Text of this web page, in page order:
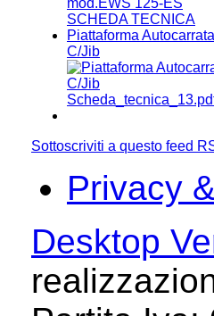
SCHEDA TECNICA
Piattaforma
C/Jib
Sottoscriviti a questo feed
Privacy
Desktop